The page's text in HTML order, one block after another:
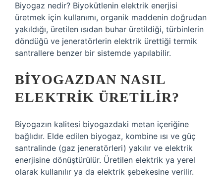
Biyogaz nedir? Biyokütlenin elektrik enerjisi
üretmek için kullanımı, organik maddenin doğrudan
yakıldığı, üretilen ısıdan buhar üretildiği, türbinlerin
döndüğü ve jeneratörlerin elektrik ürettiği termik
santrallere benzer bir sistemde yapılabilir.
BIYOGAZDAN NASIL
ELEKTRIK ÜRETILIR?
Biyogazın kalitesi biyogazdaki metan içeriğine
bağlıdır. Elde edilen biyogaz, kombine ısı ve güç
santralinde (gaz jeneratörleri) yakılır ve elektrik
enerjisine dönüştürülür. Üretilen elektrik ya yerel
olarak kullanılır ya da elektrik şebekesine verilir.